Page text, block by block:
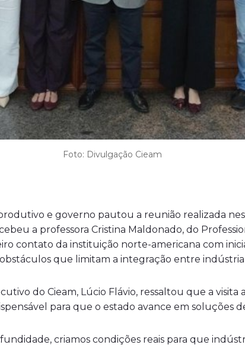
Foto: Divulgação Cieam
e governo pautou a reunião realizada
a professora Cristina Maldonado, do
contato da instituição norte-americana com
que limitam a integração entre indústria
do Cieam, Lúcio Flávio, ressaltou que a
para que o estado avance em soluções
criamos condições reais para que